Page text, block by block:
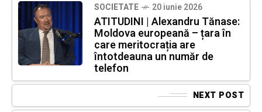
SOCIETATE 20 iunie 2026
ATITUDINI | Alexandru Tănase:
Moldova europeană – țara în
care meritocrația are
întotdeauna un număr de
telefon
NEXT POST